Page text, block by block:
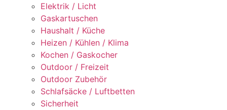
Elektrik / Licht
Gaskartuschen
Haushalt / Küche
Heizen / Kühlen / Klima
Kochen / Gaskocher
Outdoor / Freizeit
Outdoor Zubehör
Schlafsäcke / Luftbetten
Sicherheit